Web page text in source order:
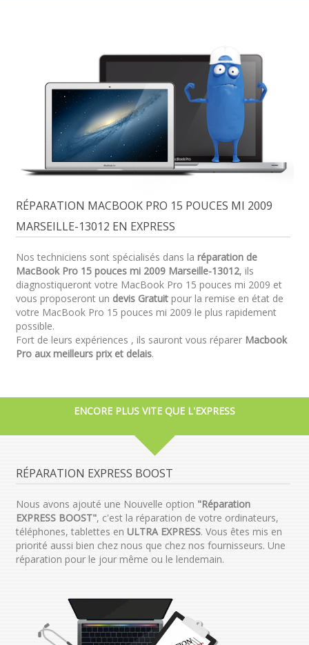
RÉPARATION MACBOOK PRO 15 POUCES MI 2009
MARSEILLE-13012 EN EXPRESS
Nos techniciens sont spécialisés dans la réparation de
MacBook Pro 15 pouces mi 2009 Marseille-13012, ils
diagnostiqueront votre MacBook Pro 15 pouces mi 2009 et
vous proposeront un devis Gratuitpour la remise en état de
votre MacBook Pro 15 pouces mi 2009 le plus rapidement
possible.
Fort de leurs expériences , ils sauront vous réparer Macbook
Pro aux meilleurs prix et delais.
ENCORE PLUS VITE QUE L'EXPRESS
RÉPARATION EXPRESS BOOST
Nous avons ajouté une Nouvelle option "Réparation
EXPRESS BOOST", c'est la réparation de votre ordinateurs,
téléphones, tablettes en ULTRA EXPRESS. Vous êtes mis en
priorité aussi bien chez nous que chez nos fournisseurs. Une
réparation pour le jour même ou le lendemain.